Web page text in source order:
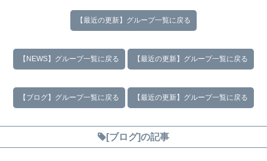
【最近の更新】グループ一覧に戻る
【NEWS】グループ一覧に戻る 【最近の更新】グループ一覧に戻る
【ブログ】グループ一覧に戻る 【最近の更新】グループ一覧に戻る
[ブログ]の記事